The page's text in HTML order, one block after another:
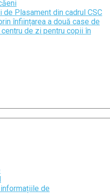
de Plasament din cadrul CSC
înființarea a două case de
de zi pentru copii în
de